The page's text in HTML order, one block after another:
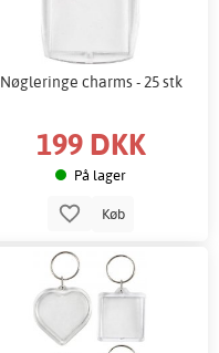
Nøgleringe charms - 25 stk
199 DKK
På lager
Køb